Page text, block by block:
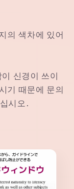
의 색차에 있어
신경이 쓰이
기 때문에 문의
시오.